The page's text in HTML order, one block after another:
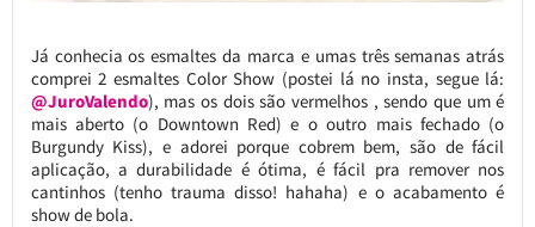
Já conhecia os esmaltes da marca e umas três semanas atrás
comprei 2 esmaltes Color Show (postei lá no insta, segue lá:
@JuroValendo), mas os dois são vermelhos , sendo que um é
mais aberto (o Downtown Red) e o outro mais fechado (o
Burgundy Kiss), e adorei porque cobrem bem, são de fácil
aplicação, a durabilidade é ótima, é fácil pra remover nos
cantinhos (tenho trauma disso! hahaha) e o acabamento é
show de bola.